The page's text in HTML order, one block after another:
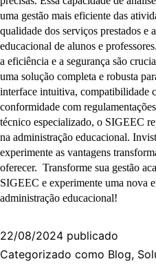
uma gestão mais eficiente das
qualidade dos serviços prestados e
educacional de alunos e
a eficiência e a segurança são
uma solução completa e robusta
interface intuitiva, compatibilidade
conformidade com
técnico especializado, o SIGEEC
na administração educacional.
experimente as vantagens
oferecer. Transforme sua gestão
SIGEEC e experimente uma nova
administração educacional!
22/08/2024 publicado
Categorizado como Blog,